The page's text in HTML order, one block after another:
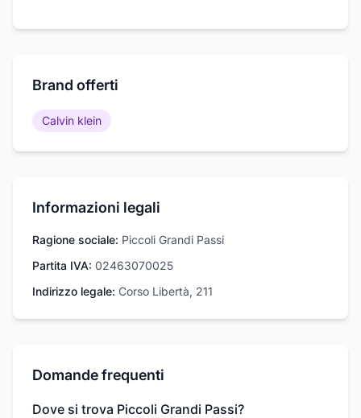
Brand offerti
Calvin klein
Informazioni legali
Ragione sociale: Piccoli Grandi Passi
Partita IVA: 02463070025
Indirizzo legale: Corso Libertà, 211
Domande frequenti
Dove si trova Piccoli Grandi Passi?